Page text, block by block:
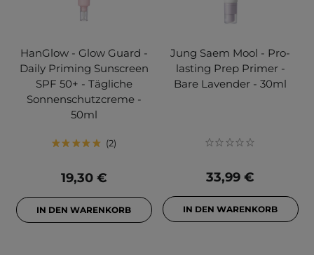
HanGlow - Glow Guard -
Daily Priming Sunscreen
SPF 50+ - Tägliche
Sonnenschutzcreme -
50ml
2
19,30 €
IN DEN WARENKORB
Jung Saem Mool - Pro-
lasting Prep Primer -
Bare Lavender - 30ml
33,99 €
IN DEN WARENKORB